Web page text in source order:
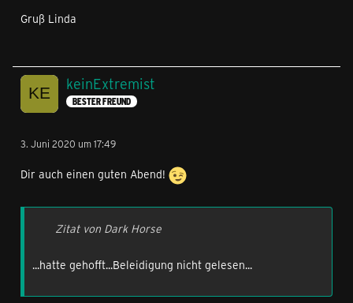
Gruß Linda
keinExtremist
BESTER FREUND
3. Juni 2020 um 17:49
Dir auch einen guten Abend!
Zitat von Dark Horse
...hatte gehofft...Beleidigung nicht gelesen...